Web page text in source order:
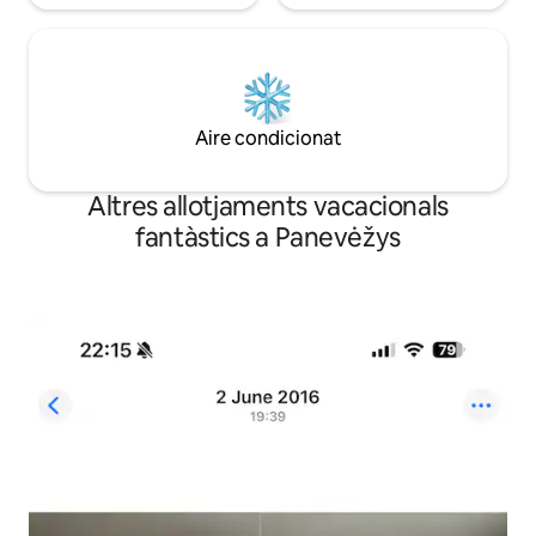
Aire condicionat
Altres allotjaments vacacionals
fantàstics a Panevėžys